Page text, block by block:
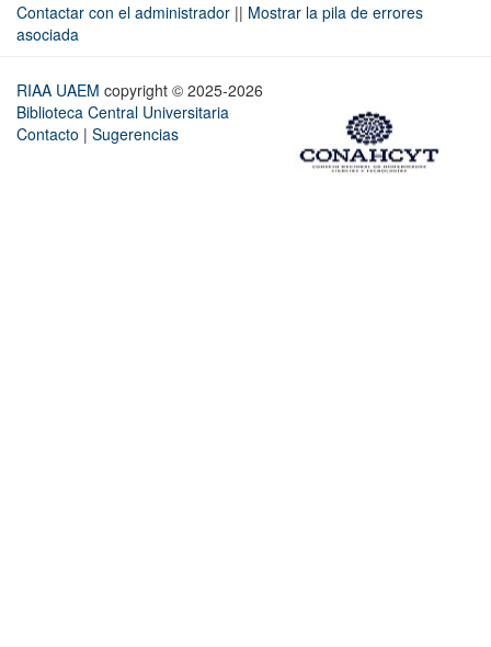
Contactar con el administrador || Mostrar la pila de errores
asociada
RIAA UAEM copyright © 2025-2026
Biblioteca Central Universitaria
Contacto | Sugerencias